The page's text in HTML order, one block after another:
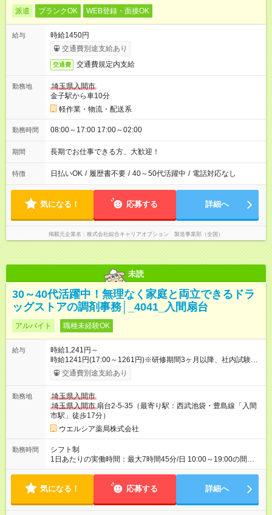
派遣 ブランクOK WEB登録・面接OK
給与
時給1450円
交通費別途支給あり
交通費 交通費規定内支給
勤務地
埼玉県入間市
金子駅から車10分
軽作業・物流・配送系
勤務時間 08:00～17:00 17:00～02:00
期間 長期でお仕事できる方、大歓迎！
特徴 日払いOK / 履歴書不要 / 40～50代活躍中 / 電話対応なし
気になる！ 応募する 詳細へ
掲載元企業名 株式会社綜合キャリアオプション 製造事業部（全国）
未読
30～40代活躍中！無理なく家庭と両立できるドラ
ッグストアの調剤事務│_4041_入間扇台
アルバイト 職種未経験OK
給与
時給1,241円～
時給1241円(17:00～1261円)※研修期間3ヶ月以降、社内試験に
よる更新判定あり 社内試験合格後、時給＋50～100円の昇給あ
り （大学生は＋20円） 試用期間あり：入社日から3ヶ月間／本
間の長さ：3ヶ月 雇用形態、給与は本採用時と同じです。
交通費別途支給あり
勤務地
埼玉県入間市
埼玉県入間市 扇台2-5-35（最寄り駅：西武池袋・豊島線「入間
市駅」徒歩17分）
ウエルシア薬局株式会社
勤務時間
シフト制
1日あたりの実働時間：最大7時間45分/日 10:00～19:00の間で1
日7.75時間の勤務 ☆週5日の勤務 ※勤務曜日応相談 ※土日勤務で
気になる！ 応募する 詳細へ